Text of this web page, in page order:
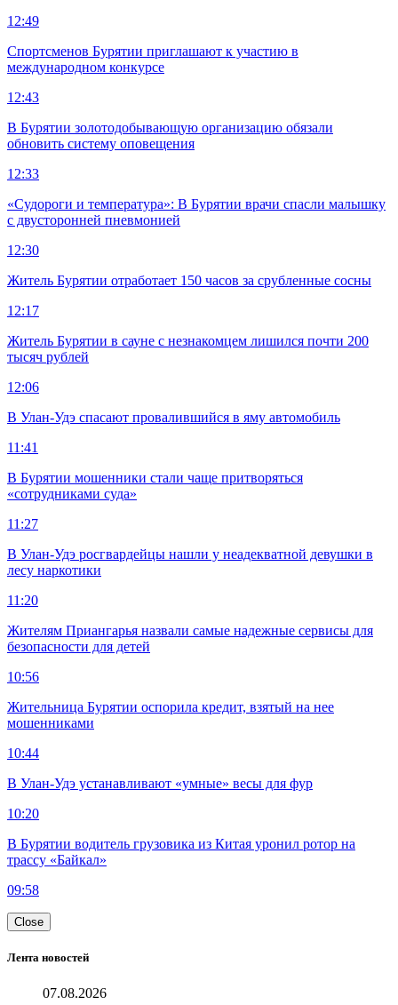
12:49
Спортсменов Бурятии приглашают к участию в
международном конкурсе
12:43
В Бурятии золотодобывающую организацию обязали
обновить систему оповещения
12:33
«Судороги и температура»: В Бурятии врачи спасли малышку
с двусторонней пневмонией
12:30
Житель Бурятии отработает 150 часов за срубленные сосны
12:17
Житель Бурятии в сауне с незнакомцем лишился почти 200
тысяч рублей
12:06
В Улан-Удэ спасают провалившийся в яму автомобиль
11:41
В Бурятии мошенники стали чаще притворяться
«сотрудниками суда»
11:27
В Улан-Удэ росгвардейцы нашли у неадекватной девушки в
лесу наркотики
11:20
Жителям Приангарья назвали самые надежные сервисы для
безопасности для детей
10:56
Жительница Бурятии оспорила кредит, взятый на нее
мошенниками
10:44
В Улан-Удэ устанавливают «умные» весы для фур
10:20
В Бурятии водитель грузовика из Китая уронил ротор на
трассу «Байкал»
09:58
Close
Лента новостей
07.08.2026